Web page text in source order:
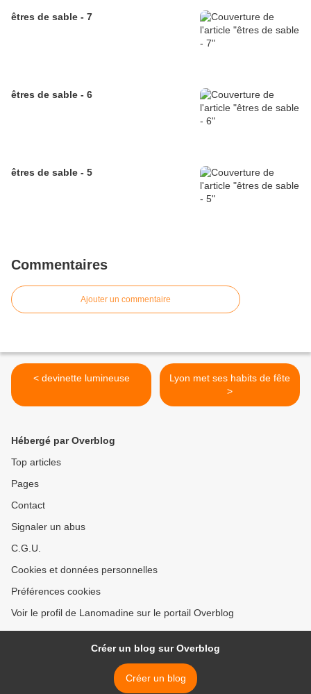
êtres de sable - 7
êtres de sable - 6
êtres de sable - 5
Commentaires
Ajouter un commentaire
< devinette lumineuse
Lyon met ses habits de fête
>
Hébergé par Overblog
Top articles
Pages
Contact
Signaler un abus
C.G.U.
Cookies et données personnelles
Préférences cookies
Voir le profil de Lanomadine sur le portail Overblog
Créer un blog sur Overblog
Créer un blog